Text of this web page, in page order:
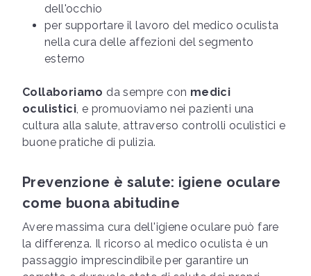
dell'occhio
per supportare il lavoro del medico oculista
nella cura delle affezioni del segmento
esterno
Collaboriamo da sempre con medici
oculistici, e promuoviamo nei pazienti una
cultura alla salute, attraverso controlli oculistici e
buone pratiche di pulizia.
Prevenzione è salute: igiene oculare
come buona abitudine
Avere massima cura dell'igiene oculare può fare
la differenza. Il ricorso al medico oculista è un
passaggio imprescindibile per garantire un